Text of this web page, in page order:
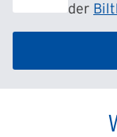
der